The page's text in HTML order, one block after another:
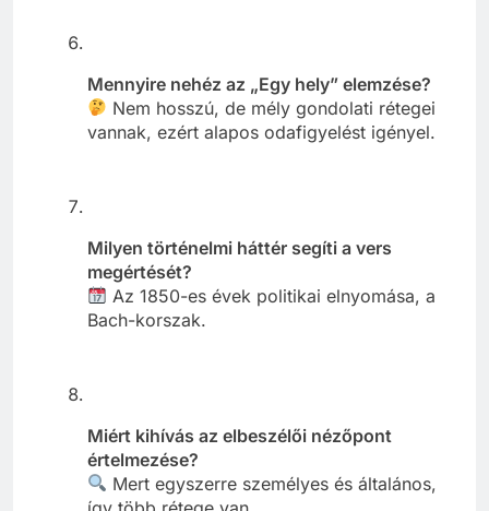
Mennyire nehéz az „Egy hely” elemzése?
Nem hosszú, de mély gondolati rétegei
vannak, ezért alapos odafigyelést igényel.
Milyen történelmi háttér segíti a vers
megértését?
Az 1850-es évek politikai elnyomása, a
Bach-korszak.
Miért kihívás az elbeszélői nézőpont
értelmezése?
Mert egyszerre személyes és általános,